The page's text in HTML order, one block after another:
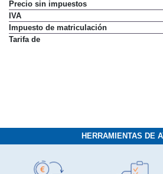
Precio sin impuestos
IVA
Impuesto de matriculación
Tarifa de
HERRAMIENTAS DE